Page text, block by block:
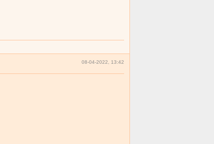
08-04-2022, 13:42